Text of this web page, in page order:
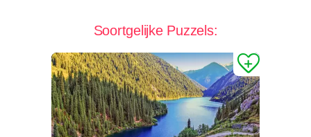
Soortgelijke Puzzels: